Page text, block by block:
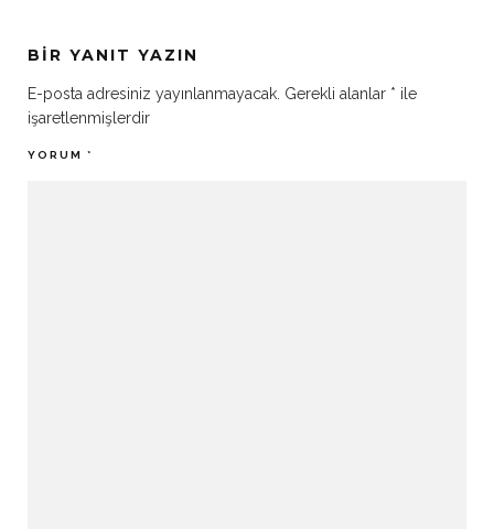
BIR YANIT YAZIN
E-posta adresiniz yayınlanmayacak. Gerekli alanlar * ile
işaretlenmişlerdir
YORUM *